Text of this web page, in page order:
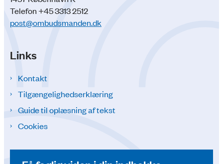
Telefon +45 3313 2512
post@ombudsmanden.dk
Links
Kontakt
Tilgængelighedserklæring
Guide til oplæsning af tekst
Cookies